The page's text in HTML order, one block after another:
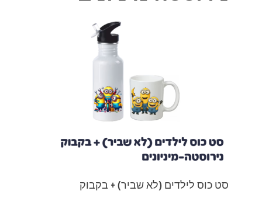
סט כוס לילדים (לא שביר) + בקבוק